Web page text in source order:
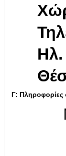
Ηλ.
Γ: Πληροφορίες